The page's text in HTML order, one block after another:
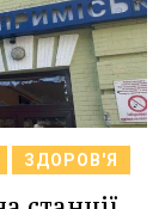
ЗДОРОВ'Я